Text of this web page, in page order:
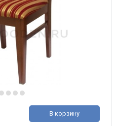
В корзину